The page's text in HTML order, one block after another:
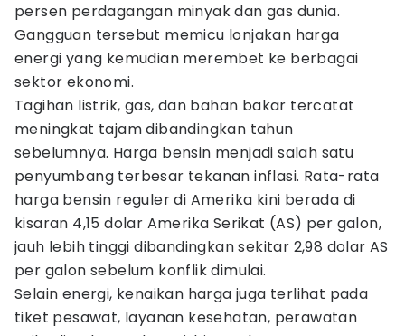
persen perdagangan minyak dan gas dunia.
Gangguan tersebut memicu lonjakan harga
energi yang kemudian merembet ke berbagai
sektor ekonomi.
Tagihan listrik, gas, dan bahan bakar tercatat
meningkat tajam dibandingkan tahun
sebelumnya. Harga bensin menjadi salah satu
penyumbang terbesar tekanan inflasi. Rata-rata
harga bensin reguler di Amerika kini berada di
kisaran 4,15 dolar Amerika Serikat (AS) per galon,
jauh lebih tinggi dibandingkan sekitar 2,98 dolar AS
per galon sebelum konflik dimulai.
Selain energi, kenaikan harga juga terlihat pada
tiket pesawat, layanan kesehatan, perawatan